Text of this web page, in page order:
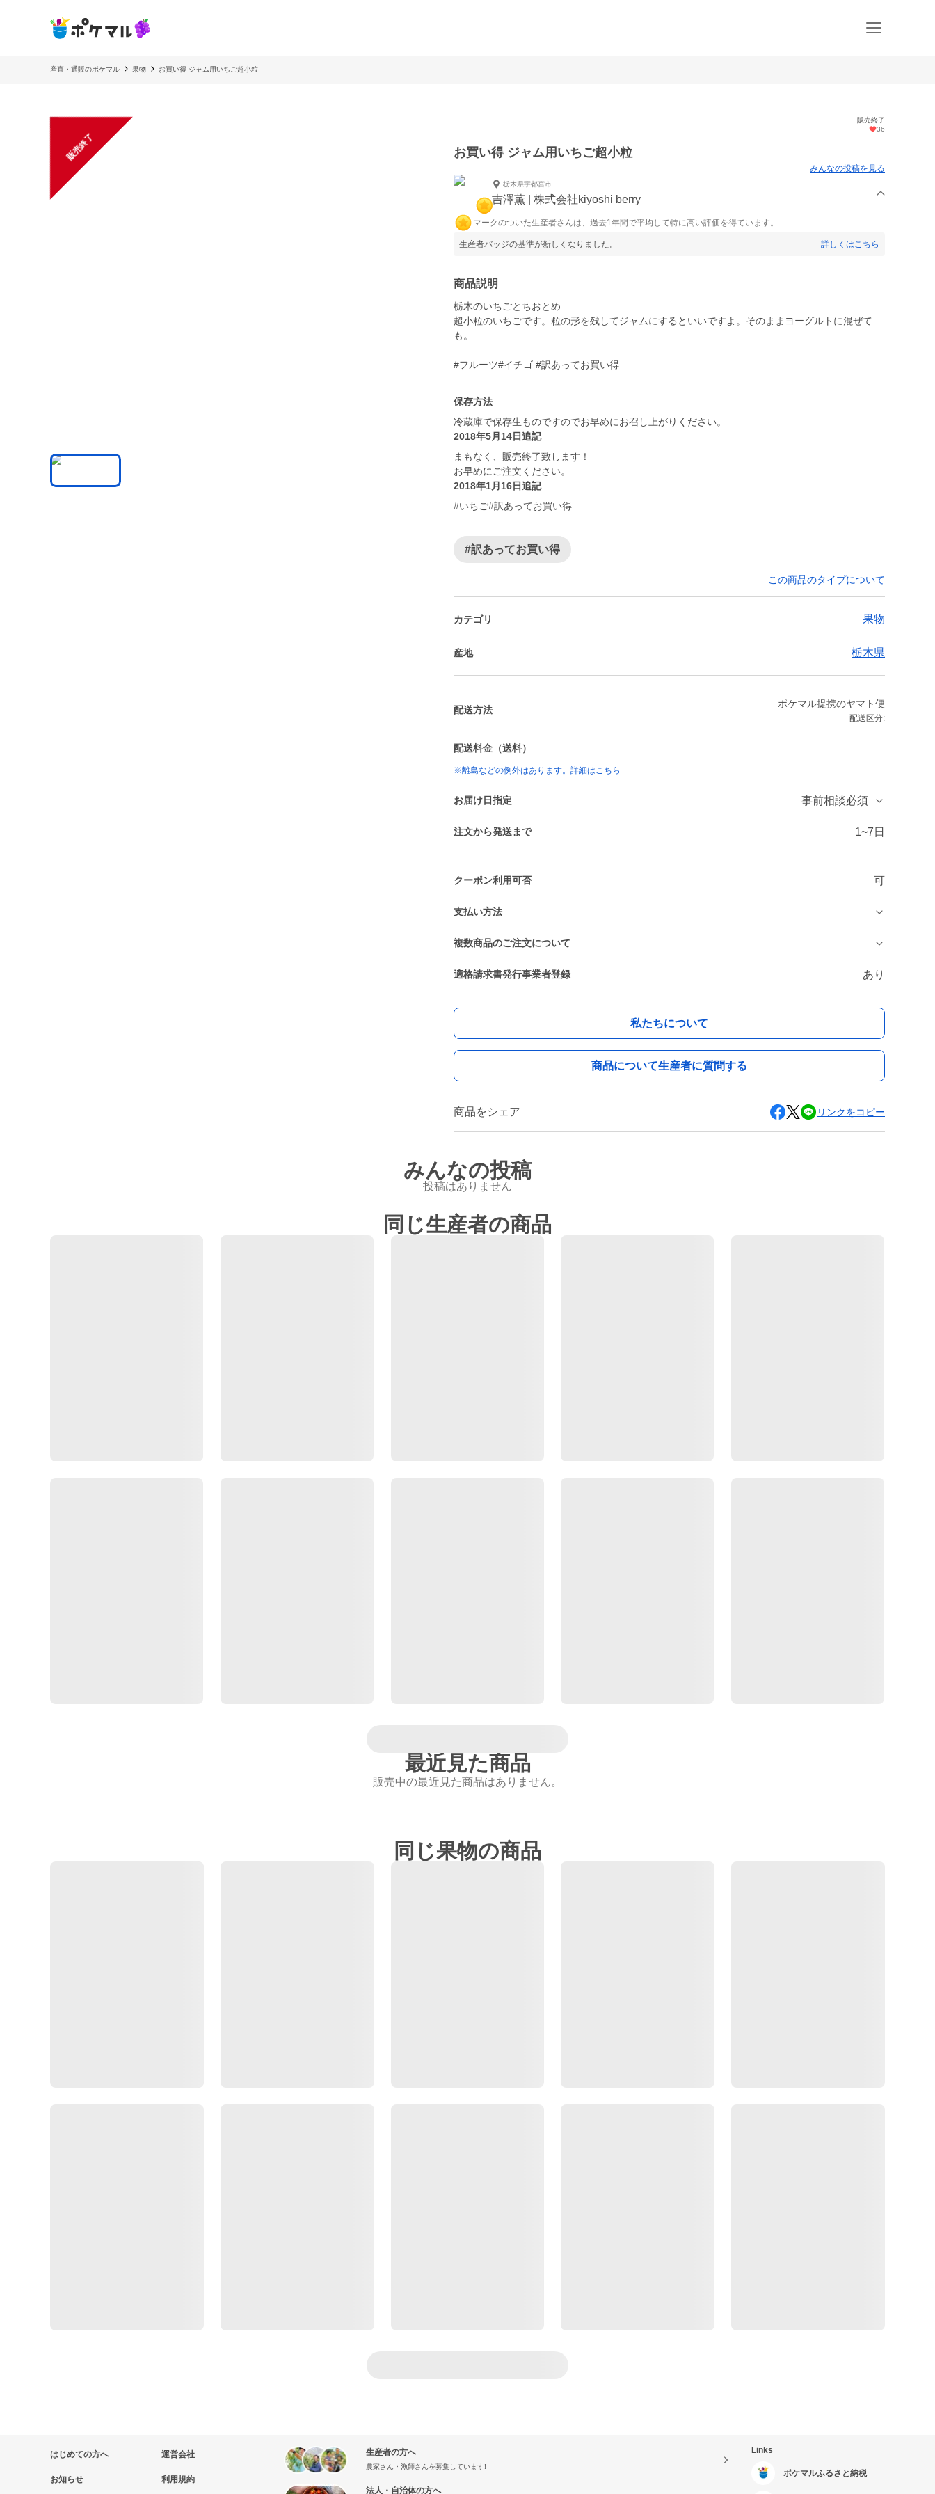
産直・通販のポケマル 果物 お買い得 ジャム用いちご超小粒
販売終了
販売終了
36
お買い得 ジャム用いちご超小粒
みんなの投稿を見る
栃木県宇都宮市
吉澤薫 | 株式会社kiyoshi berry
マークのついた生産者さんは、過去1年間で平均して特に高い評価を得ています。
生産者バッジの基準が新しくなりました。 詳しくはこちら
商品説明
栃木のいちごとちおとめ
超小粒のいちごです。粒の形を残してジャムにするといいですよ。そのままヨーグルトに混ぜて
も。
#フルーツ#イチゴ #訳あってお買い得
保存方法
冷蔵庫で保存生ものですのでお早めにお召し上がりください。
2018年5月14日追記
まもなく、販売終了致します！
お早めにご注文ください。
2018年1月16日追記
#いちご#訳あってお買い得
#訳あってお買い得
この商品のタイプについて
カテゴリ 果物
産地 栃木県
配送方法
ポケマル提携のヤマト便
配送区分:
配送料金（送料）
※離島などの例外はあります。詳細はこちら
お届け日指定 事前相談必須
注文から発送まで 1~7日
クーポン利用可否 可
支払い方法
複数商品のご注文について
適格請求書発行事業者登録 あり
私たちについて
商品について生産者に質問する
商品をシェア リンクをコピー
みんなの投稿
投稿はありません
同じ生産者の商品
最近見た商品
販売中の最近見た商品はありません。
同じ果物の商品
はじめての方へ
お知らせ
運営会社
利用規約
生産者の方へ
農家さん・漁師さんを募集しています!
法人・自治体の方へ
Links
ポケマルふるさと納税